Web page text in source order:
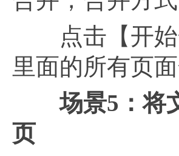
点击【开始
里面的所有页
场景5：将
页